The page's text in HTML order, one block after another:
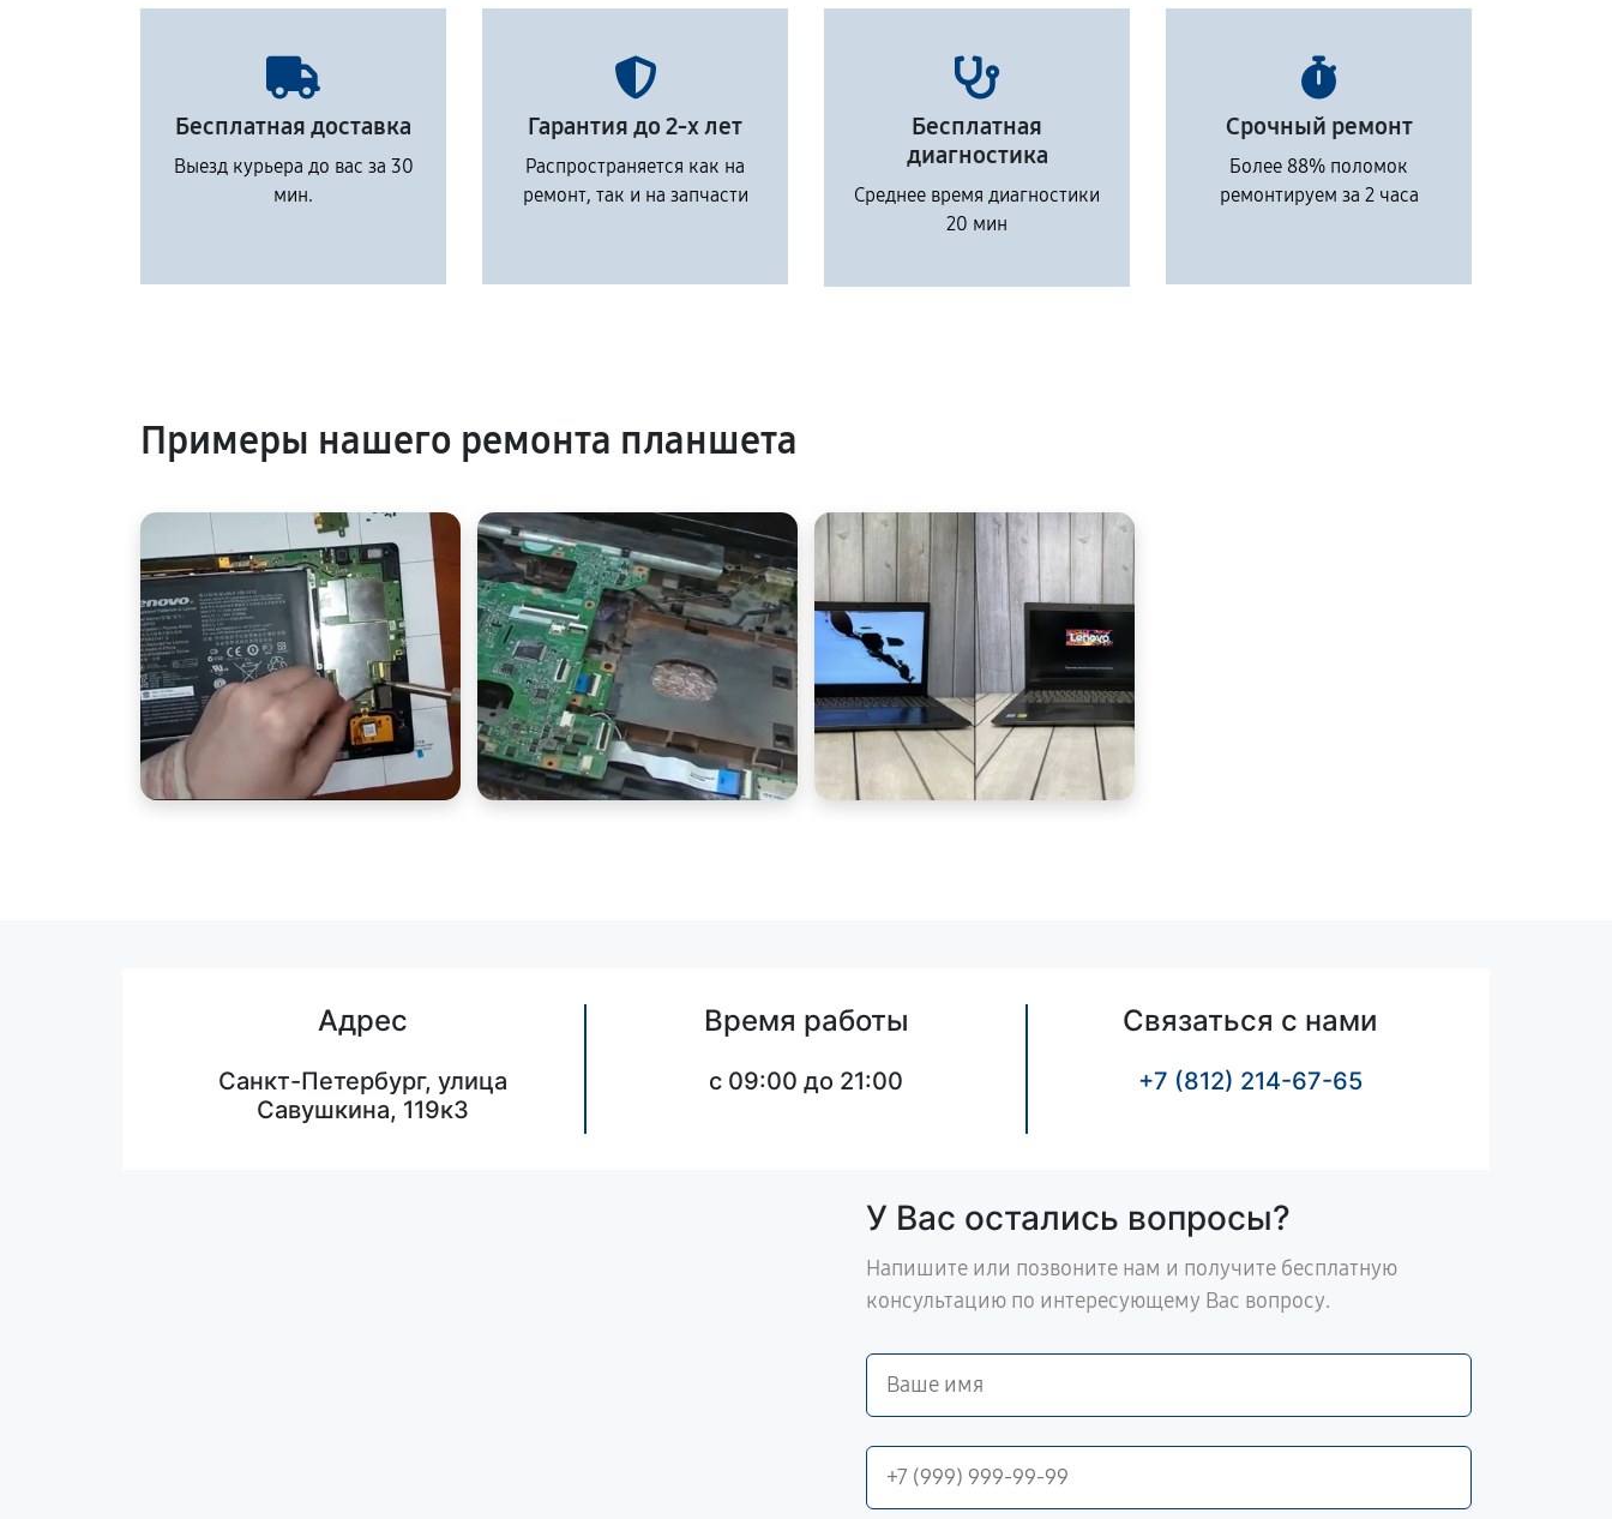
Бесплатная доставка
Выезд курьера до вас за 30
мин.
Гарантия до 2-х лет
Распространяется как на
ремонт, так и на запчасти
Бесплатная
диагностика
Среднее время диагностики
20 мин
Срочный ремонт
Более 88% поломок
ремонтируем за 2 часа
Примеры нашего ремонта планшета
Адрес
Санкт-Петербург, улица
Савушкина, 119к3
Время работы
c 09:00 до 21:00
Связаться с нами
+7 (812) 214-67-65
У Вас остались вопросы?
Напишите или позвоните нам и получите бесплатную
консультацию по интересующему Вас вопросу.